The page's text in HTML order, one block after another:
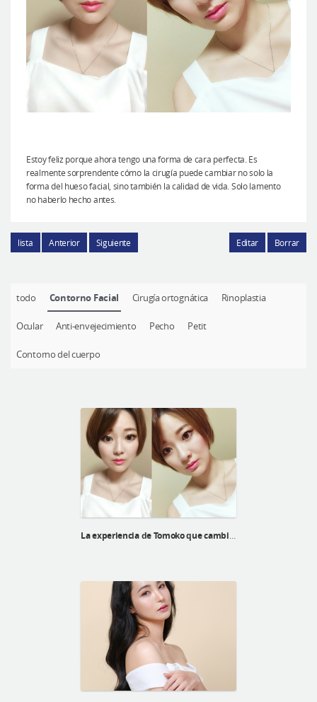
Estoy feliz porque ahora tengo una forma de cara perfecta. Es
realmente sorprendente cómo la cirugía puede cambiar no solo la
forma del hueso facial, sino también la calidad de vida. Solo lamento
no haberlo hecho antes.
lista Anterior Siguiente Editar Borrar
todo Contorno Facial Cirugía ortognática Rinoplastia
Ocular Anti-envejecimiento Pecho Petit
Contorno del cuerpo
La experiencia de Tomoko que cambia la vida de la cirugía plástica de huesos faciales